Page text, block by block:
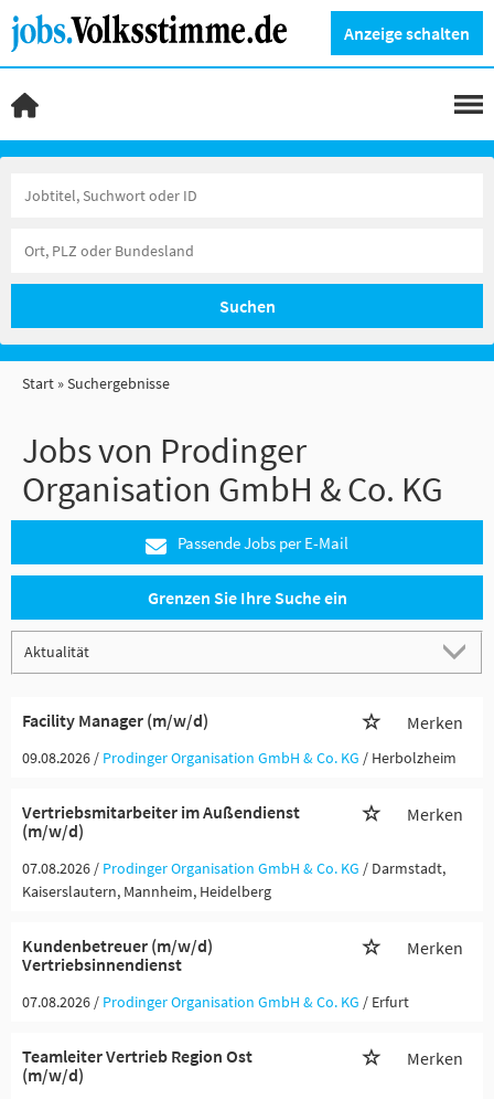
Anzeige schalten
Suchen
Start Suchergebnisse
Jobs von Prodinger
Organisation GmbH & Co. KG
Passende Jobs per E-Mail
Grenzen Sie Ihre Suche ein
Facility Manager (m/w/d) Merken
09.08.2026 / Prodinger Organisation GmbH & Co. KG / Herbolzheim
Vertriebsmitarbeiter im Außendienst
(m/w/d)
Merken
07.08.2026 / Prodinger Organisation GmbH & Co. KG / Darmstadt,
Kaiserslautern, Mannheim, Heidelberg
Kundenbetreuer (m/w/d)
Vertriebsinnendienst
Merken
07.08.2026 / Prodinger Organisation GmbH & Co. KG / Erfurt
Teamleiter Vertrieb Region Ost
(m/w/d)
Merken